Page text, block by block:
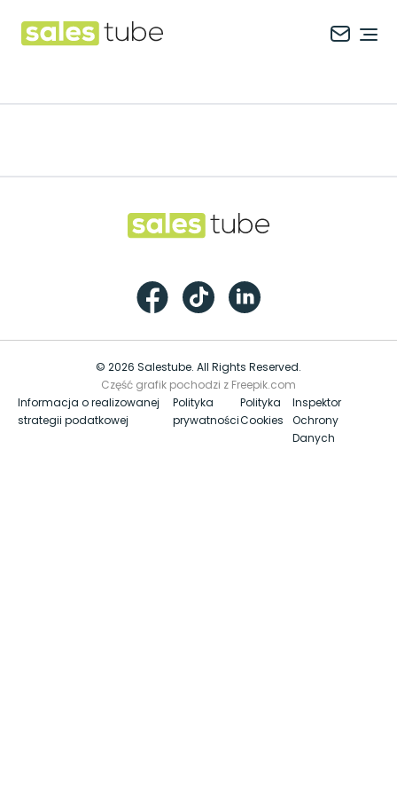
Salestube
Salestube
FacebookTikTok LinkedIn
© 2026 Salestube. All Rights Reserved.
Część grafik pochodzi z Freepik.com
Informacja o realizowanej
strategii podatkowej
Polityka
prywatności
Polityka
Cookies
Inspektor
Ochrony
Danych